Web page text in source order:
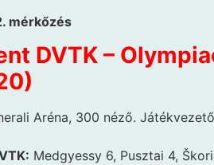
mérkőzés
DVTK –
Aréna, 300 néző.
Medgyessy 6, Pusztai 4,